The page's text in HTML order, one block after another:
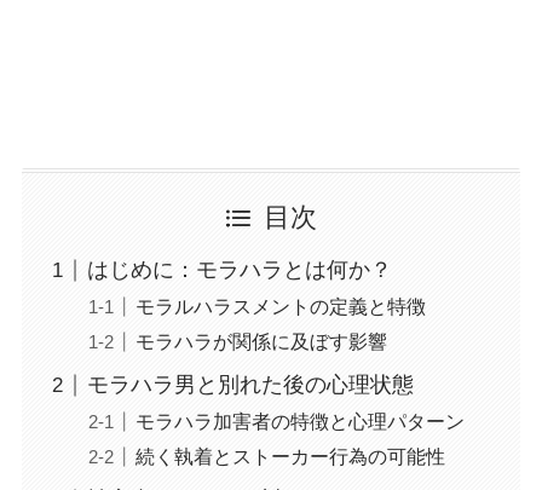
目次
はじめに：モラハラとは何か？
モラルハラスメントの定義と特徴
モラハラが関係に及ぼす影響
モラハラ男と別れた後の心理状態
モラハラ加害者の特徴と心理パターン
続く執着とストーカー行為の可能性